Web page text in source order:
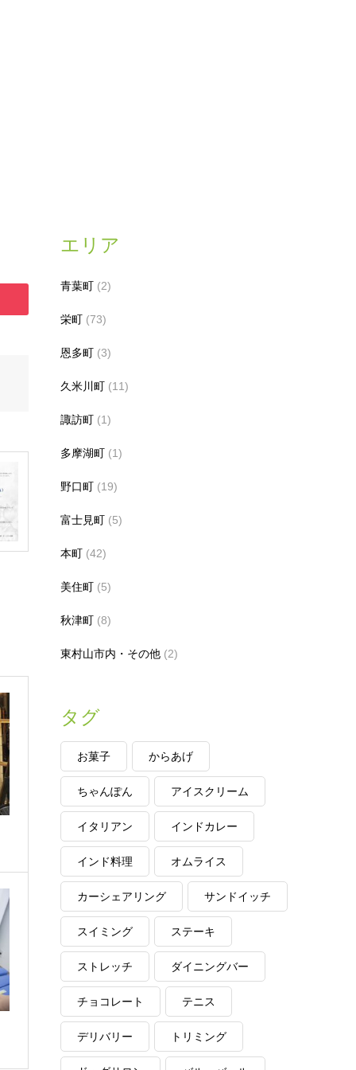
エリア
青葉町 (2)
栄町 (73)
恩多町 (3)
久米川町 (11)
諏訪町 (1)
多摩湖町 (1)
野口町 (19)
富士見町 (5)
本町 (42)
美住町 (5)
秋津町 (8)
東村山市内・その他 (2)
タグ
お菓子 からあげ
ちゃんぽん アイスクリーム
イタリアン インドカレー
インド料理 オムライス
カーシェアリング サンドイッチ
スイミング ステーキ
ストレッチ ダイニングバー
チョコレート テニス
デリバリー トリミング